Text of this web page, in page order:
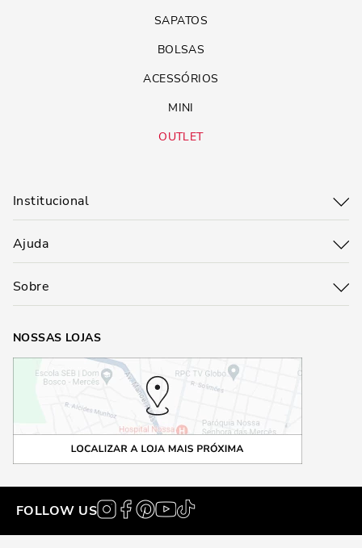
SAPATOS
BOLSAS
ACESSÓRIOS
MINI
OUTLET
Institucional
Ajuda
Sobre
NOSSAS LOJAS
FOLLOW US